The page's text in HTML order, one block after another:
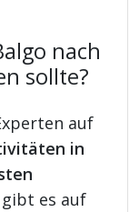
nach
sollte?
auf
in
gibt es auf